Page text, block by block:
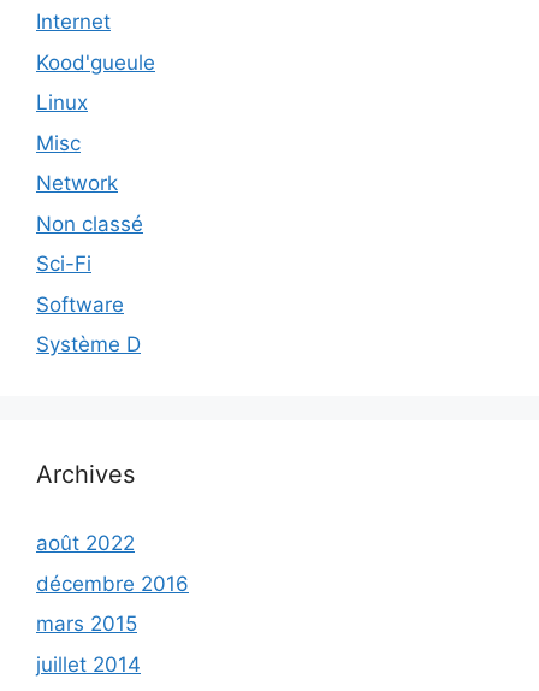
Internet
Kood'gueule
Linux
Misc
Network
Non classé
Sci-Fi
Software
Système D
Archives
août 2022
décembre 2016
mars 2015
juillet 2014